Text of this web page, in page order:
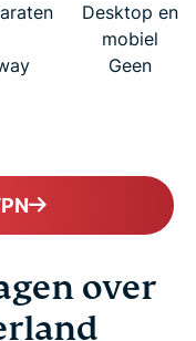
Desktop en
mobiel
Geen
over